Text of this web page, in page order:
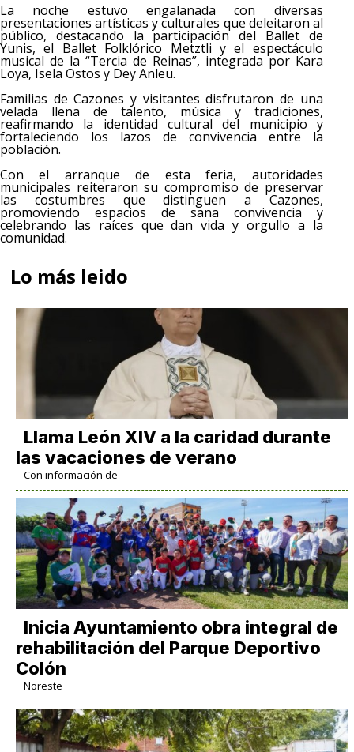
La noche estuvo engalanada con diversas
presentaciones artísticas y culturales que deleitaron al
público, destacando la participación del Ballet de
Yunis, el Ballet Folklórico Metztli y el espectáculo
musical de la “Tercia de Reinas”, integrada por Kara
Loya, Isela Ostos y Dey Anleu.
Familias de Cazones y visitantes disfrutaron de una
velada llena de talento, música y tradiciones,
reafirmando la identidad cultural del municipio y
fortaleciendo los lazos de convivencia entre la
población.
Con el arranque de esta feria, autoridades
municipales reiteraron su compromiso de preservar
las costumbres que distinguen a Cazones,
promoviendo espacios de sana convivencia y
celebrando las raíces que dan vida y orgullo a la
comunidad.
Lo más leido
Llama León XIV a la caridad durante
las vacaciones de verano
Con información de
Inicia Ayuntamiento obra integral de
rehabilitación del Parque Deportivo
Colón
Noreste